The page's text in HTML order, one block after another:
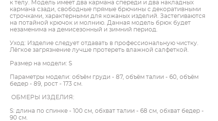
к телу. Модель имеет два кармана спереди и два накладных
кармана сзади, свободные прямые брючины с декоративными
строчками, характерными для кожаных изделий. Застегиваются
на потайной крючок и молнию. Данная модель брюк будет
незаменима на демисезонный и зимний период.
Уход: Изделие следует отдавать в профессиональную чистку.
Лёгкое загрязнение лучше протереть влажной салфеткой.
Размер на модели: S
Параметры модели: объём груди - 87, объём талии - 60, объём
бедер - 89, рост - 173 см.
ОБМЕРЫ ИЗДЕЛИЯ:
S: длина по спинке - 100 см, обхват талии - 68 см, обхват бедер -
90 см.